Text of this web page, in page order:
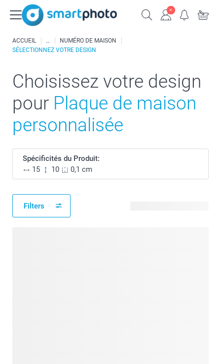
ACCUEIL
NUMÉRO DE MAISON
SÉLECTIONNEZ VOTRE DESIGN
Choisissez votre design
pour Plaque de maison
personnalisée
Spécificités du Produit:
15
10 0,1 cm
Filters